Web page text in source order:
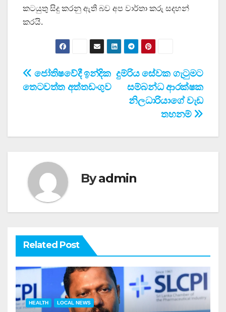
කටයුතු සිදු කරනු ඇති බව අප වාර්තා කරු සදහන්
කරයි.
Post
navigation
දුම්රිය සේවක ගැටුමට
සම්බන්ධ ආරක්ෂක
නිලධාරියාගේ වැඩ
තහනම්
ජෝතිෂවේදී ඉන්දික
තෙටවත්ත අත්තඩංගුව
Byadmin
Related Post
HEALTH LOCAL NEWS